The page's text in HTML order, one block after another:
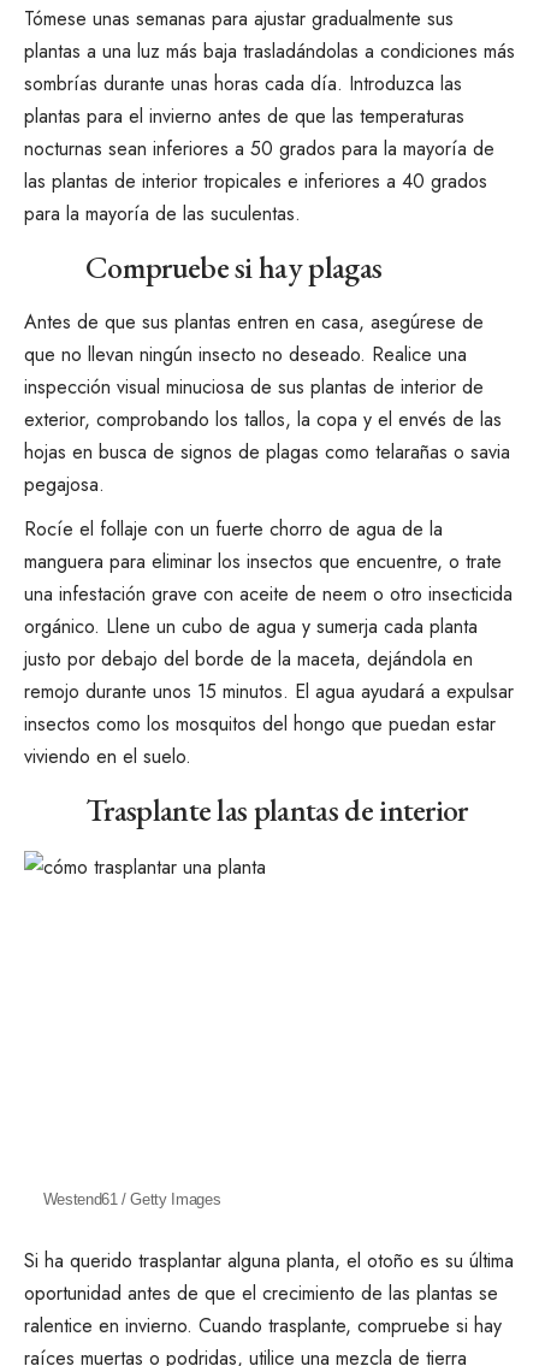
Tómese unas semanas para ajustar gradualmente sus
plantas a una luz más baja trasladándolas a condiciones más
sombrías durante unas horas cada día. Introduzca las
plantas para el invierno antes de que las temperaturas
nocturnas sean inferiores a 50 grados para la mayoría de
las plantas de interior tropicales e inferiores a 40 grados
para la mayoría de las suculentas.
Compruebe si hay plagas
Antes de que sus plantas entren en casa, asegúrese de
que no llevan ningún insecto no deseado. Realice una
inspección visual minuciosa de sus plantas de interior de
exterior, comprobando los tallos, la copa y el envés de las
hojas en busca de signos de plagas como telarañas o savia
pegajosa.
Rocíe el follaje con un fuerte chorro de agua de la
manguera para eliminar los insectos que encuentre, o trate
una infestación grave con aceite de neem o otro insecticida
orgánico. Llene un cubo de agua y sumerja cada planta
justo por debajo del borde de la maceta, dejándola en
remojo durante unos 15 minutos. El agua ayudará a expulsar
insectos como los mosquitos del hongo que puedan estar
viviendo en el suelo.
Trasplante las plantas de interior
Westend61 / Getty Images
Si ha querido trasplantar alguna planta, el otoño es su última
oportunidad antes de que el crecimiento de las plantas se
ralentice en invierno. Cuando trasplante, compruebe si hay
raíces muertas o podridas, utilice una mezcla de tierra